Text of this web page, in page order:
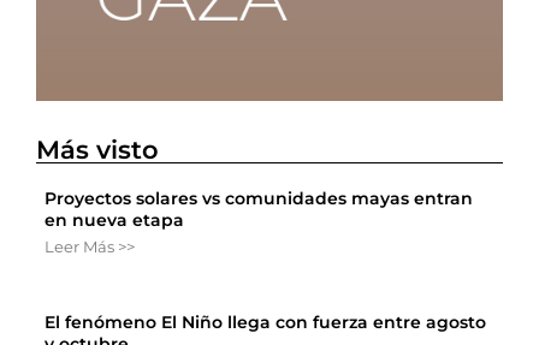
Más visto
Proyectos solares vs comunidades mayas entran
en nueva etapa
Leer Más >>
El fenómeno El Niño llega con fuerza entre agosto